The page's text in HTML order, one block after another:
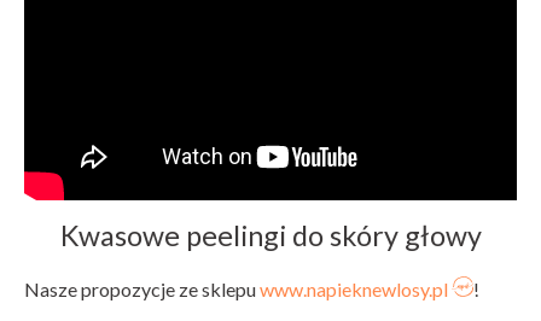
Kwasowe peelingi do skóry głowy
Nasze propozycje ze sklepuwww.napieknewlosy.pl !